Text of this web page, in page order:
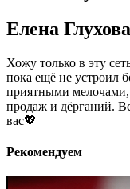
Елена Глухова
Хожу только в эту
пока ещё не устроил
приятными
продаж и дёрганий.
вас💖
Рекомендуем